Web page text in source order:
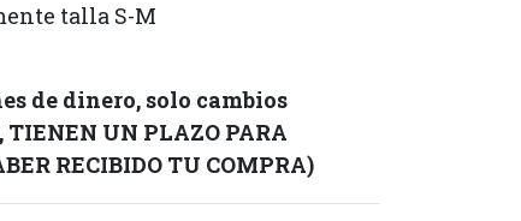
talla S-M
de dinero, solo cambios
TIENEN UN PLAZO PARA
RECIBIDO TU COMPRA)